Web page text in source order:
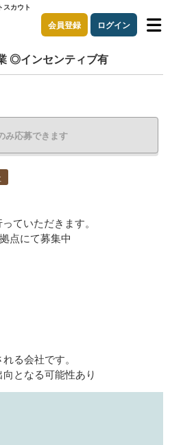
スカウト
会員登録 ログイン
◎インセンティブ有
み応募できます
ていただきます。
点にて募集中
る会社です。
となる可能性あり